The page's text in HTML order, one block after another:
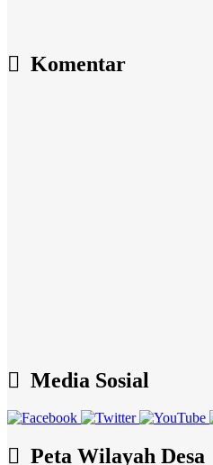
Komentar
Media Sosial
Peta Wilayah Desa